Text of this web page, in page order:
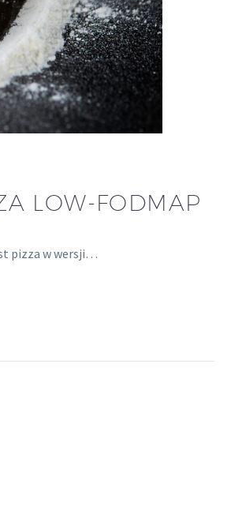
LOW-FODMAP
pizza w wersji…